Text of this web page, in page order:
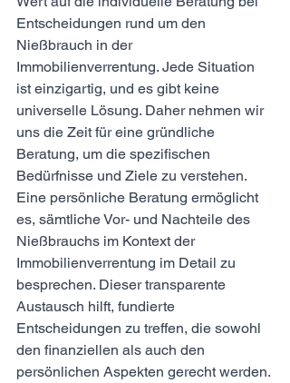
Entscheidungen rund um den
Nießbrauch in der
Immobilienverrentung. Jede Situation
ist einzigartig, und es gibt keine
universelle Lösung. Daher nehmen wir
uns die Zeit für eine gründliche
Beratung, um die spezifischen
Bedürfnisse und Ziele zu verstehen.
Eine persönliche Beratung ermöglicht
es, sämtliche Vor- und Nachteile des
Nießbrauchs im Kontext der
Immobilienverrentung im Detail zu
besprechen. Dieser transparente
Austausch hilft, fundierte
Entscheidungen zu treffen, die sowohl
den finanziellen als auch den
persönlichen Aspekten gerecht werden.